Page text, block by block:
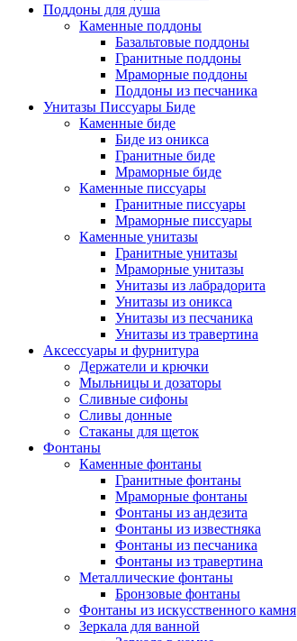
Поддоны для душа
Каменные поддоны
Базальтовые поддоны
Гранитные поддоны
Мраморные поддоны
Поддоны из песчаника
Унитазы Писсуары Биде
Каменные биде
Биде из оникса
Гранитные биде
Мраморные биде
Каменные писсуары
Гранитные писсуары
Мраморные писсуары
Каменные унитазы
Гранитные унитазы
Мраморные унитазы
Унитазы из лабрадорита
Унитазы из оникса
Унитазы из песчаника
Унитазы из травертина
Аксессуары и фурнитура
Держатели и крючки
Мыльницы и дозаторы
Сливные сифоны
Сливы донные
Стаканы для щеток
Фонтаны
Каменные фонтаны
Гранитные фонтаны
Мраморные фонтаны
Фонтаны из андезита
Фонтаны из известняка
Фонтаны из песчаника
Фонтаны из травертина
Металлические фонтаны
Бронзовые фонтаны
Фонтаны из искусственного камня
Зеркала для ванной